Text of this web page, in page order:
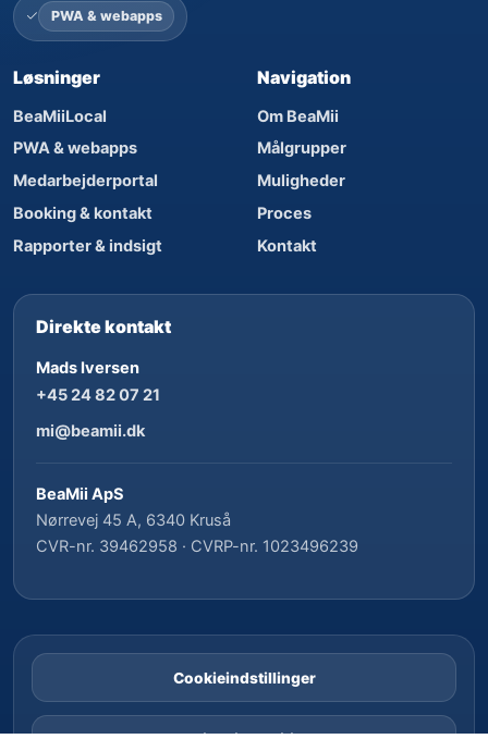
PWA & webapps
Løsninger
BeaMiiLocal
PWA & webapps
Medarbejderportal
Booking & kontakt
Rapporter & indsigt
Navigation
Om BeaMii
Målgrupper
Muligheder
Proces
Kontakt
Direkte kontakt
Mads Iversen
+45 24 82 07 21
mi@beamii.dk
BeaMii ApS
Nørrevej 45 A, 6340 Kruså
CVR-nr. 39462958 · CVRP-nr. 1023496239
Cookieindstillinger